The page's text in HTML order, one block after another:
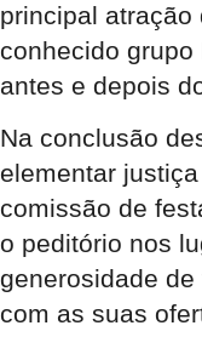
principal atração
conhecido grupo
antes e depois
Na conclusão
elementar
comissão de
o peditório nos
generosidade
com as suas